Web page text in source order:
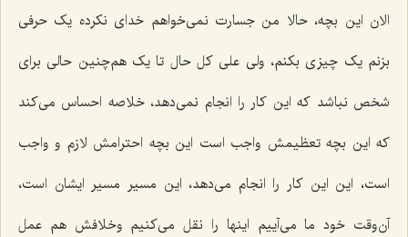
الان این بچه، حالا من جسارت نمی‌خواهم خدای نکرده یک حرفی
بزنم یک چیزی بکنم، ولی علی کل حال تا یک هم‌چنین حالی برای
شخص نباشد که این کار را انجام نمی‌دهد، خلاصه احساس می‌کند
که این بچه تعظیمش واجب است این بچه احترامش لازم و واجب
است، این این کار را انجام می‌دهد، این مسیر مسیر ایشان است،
آن‌وقت خود ما می‌آییم اینها را نقل می‌کنیم وخلافش هم عمل